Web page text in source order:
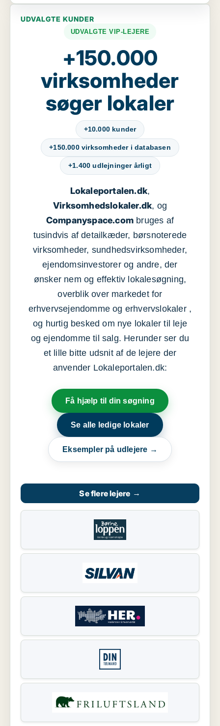
UDVALGTE KUNDER
UDVALGTE VIP-LEJERE
+150.000
virksomheder
søger lokaler
+10.000 kunder
+150.000 virksomheder i databasen
+1.400 udlejninger årligt
Lokaleportalen.dk,
Virksomhedslokaler.dk, og
Companyspace.com bruges af
tusindvis af detailkæder, børsnoterede
virksomheder, sundhedsvirksomheder,
ejendomsinvestorer og andre, der
ønsker nem og effektiv lokalesøgning,
overblik over markedet for
erhvervsejendomme og erhvervslokaler ,
og hurtig besked om nye lokaler til leje
og ejendomme til salg. Herunder ser du
et lille bitte udsnit af de lejere der
anvender Lokaleportalen.dk:
Få hjælp til din søgning
Se alle ledige lokaler
Eksempler på udlejere →
Se flere lejere →